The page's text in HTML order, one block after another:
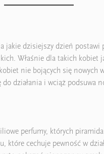
dzisiejszy dzień
Właśnie dla takich kobiet
nie bojących się
działania i wciąż podsuwa
perfumy, których
cechuje pewność w